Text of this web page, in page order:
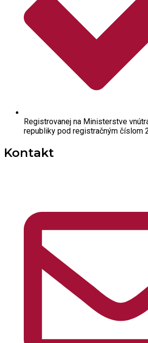
Registrovanej na Ministerstve
republiky pod registračným číslom
Kontakt